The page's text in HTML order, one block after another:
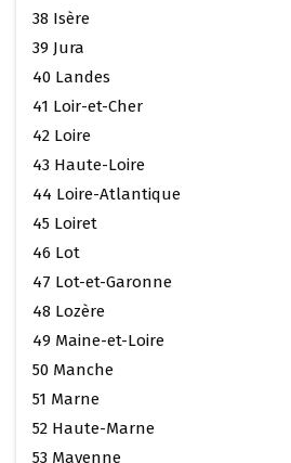
38 Isère
39 Jura
40 Landes
41 Loir-et-Cher
42 Loire
43 Haute-Loire
44 Loire-Atlantique
45 Loiret
46 Lot
47 Lot-et-Garonne
48 Lozère
49 Maine-et-Loire
50 Manche
51 Marne
52 Haute-Marne
53 Mayenne